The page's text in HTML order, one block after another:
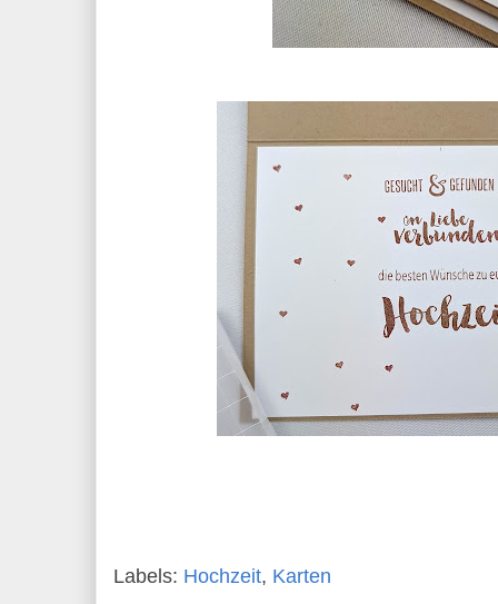
Labels: Hochzeit, Karten